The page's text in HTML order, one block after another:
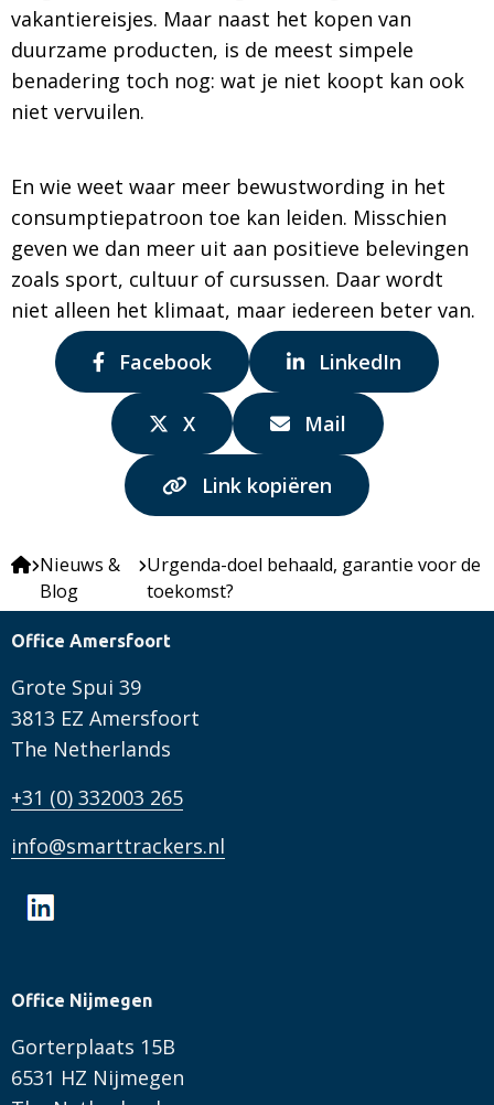
vakantiereisjes. Maar naast het kopen van
duurzame producten, is de meest simpele
benadering toch nog: wat je niet koopt kan ook
niet vervuilen.
En wie weet waar meer bewustwording in het
consumptiepatroon toe kan leiden. Misschien
geven we dan meer uit aan positieve belevingen
zoals sport, cultuur of cursussen. Daar wordt
niet alleen het klimaat, maar iedereen beter van.
Delen
via:
Facebook
Delen
LinkedIn
Delen
via:
X
Delen
Mail
Link kopiëren
Nieuws &
Blog
Urgenda-doel behaald, garantie voor de
toekomst?
Office Amersfoort
Grote Spui 39
3813 EZ Amersfoort
The Netherlands
+31 (0) 332003 265
info@smarttrackers.nl
Office Nijmegen
Gorterplaats 15B
6531 HZ Nijmegen